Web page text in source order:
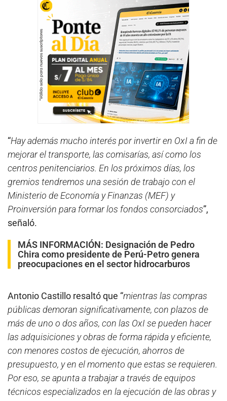
“Hay además mucho interés por invertir en OxI a fin de
mejorar el transporte, las comisarías, así como los
centros penitenciarios. En los próximos días, los
gremios tendremos una sesión de trabajo con el
Ministerio de Economía y Finanzas (MEF) y
Proinversión para formar los fondos consorciados”,
señaló.
MÁS INFORMACIÓN: Designación de Pedro
Chira como presidente de Perú-Petro genera
preocupaciones en el sector hidrocarburos
Antonio Castillo resaltó que “mientras las compras
públicas demoran significativamente, con plazos de
más de uno o dos años, con las OxI se pueden hacer
las adquisiciones y obras de forma rápida y eficiente,
con menores costos de ejecución, ahorros de
presupuesto, y en el momento que estas se requieren.
Por eso, se apunta a trabajar a través de equipos
técnicos especializados en la ejecución de las obras y